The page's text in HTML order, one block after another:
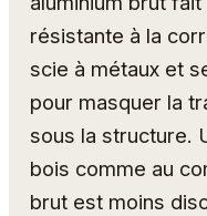
résistante à la
scie à métaux et
pour masquer la
sous la structure.
bois comme au
brut est moins